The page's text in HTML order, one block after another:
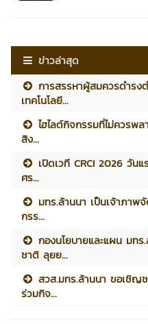
ข่าวล่าสุด
การสรรหาผู้สมควรดำรง
เทคโนโลยี...
ไฮไลต์กิจกรรมที่ไม่ควรพ
สิง...
เปิดเวที CRCI 2026 วัน
ศร...
มทร.ล้านนา เป็นเจ้าภาพ
กรร...
กองนโยบายและแผน มท
ชาติ ลุยย...
สวส.มทร.ล้านนา ขอเชิญ
ร่วมกิจ...